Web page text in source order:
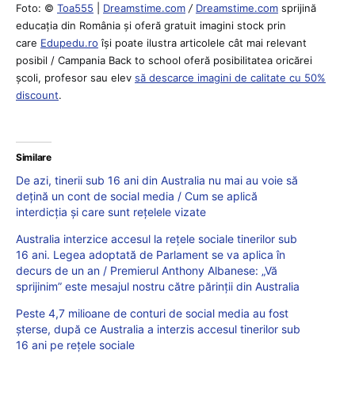
Foto: © Toa555 Dreamstime.com / Dreamstime.com sprijină
educaţia din România şi oferă gratuit imagini stock prin
care Edupedu.ro îşi poate ilustra articolele cât mai relevant
posibil / Campania Back to school oferă posibilitatea oricărei
școli, profesor sau elev să descarce imagini de calitate cu 50%
discount.
Similare
De azi, tinerii sub 16 ani din Australia nu mai au voie să
dețină un cont de social media / Cum se aplică
interdicția și care sunt rețelele vizate
Australia interzice accesul la rețele sociale tinerilor sub
16 ani. Legea adoptată de Parlament se va aplica în
decurs de un an / Premierul Anthony Albanese: „Vă
sprijinim” este mesajul nostru către părinții din Australia
Peste 4,7 milioane de conturi de social media au fost
șterse, după ce Australia a interzis accesul tinerilor sub
16 ani pe rețele sociale